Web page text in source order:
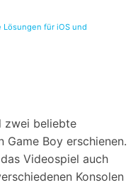
Lösungen für iOS und
zwei beliebte
Game Boy erschienen.
Videospiel auch
Konsolen